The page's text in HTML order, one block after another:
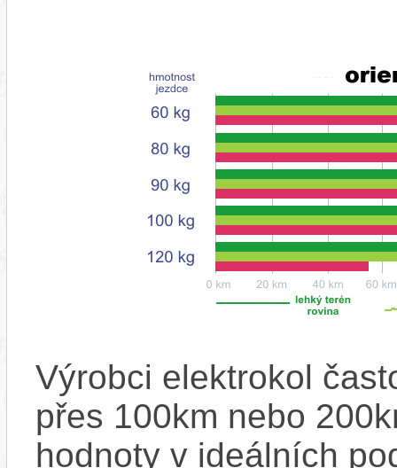
Výrobci elektrokol
přes 100km nebo
hodnoty v ideálních